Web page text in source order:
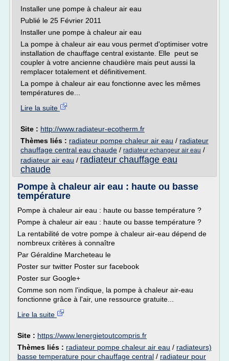
Installer une pompe à chaleur air eau
Publié le 25 Février 2011
Installer une pompe à chaleur air eau
La pompe à chaleur air eau vous permet d'optimiser votre
installation de chauffage central existante. Elle peut se
coupler à votre ancienne chaudière mais peut aussi la
remplacer totalement et définitivement.
La pompe à chaleur air eau fonctionne avec les mêmes
températures de...
Lire la suite
Site : http://www.radiateur-ecotherm.fr
Thèmes liés : radiateur pompe chaleur air eau / radiateur
chauffage central eau chaude / radiateur echangeur air eau /
radiateur air eau / radiateur chauffage eau
chaude
Pompe à chaleur air eau : haute ou basse
température
Pompe à chaleur air eau : haute ou basse température ?
Pompe à chaleur air eau : haute ou basse température ?
La rentabilité de votre pompe à chaleur air-eau dépend de
nombreux critères à connaître
Par Géraldine Marcheteau le
Poster sur twitter Poster sur facebook
Poster sur Google+
Comme son nom l'indique, la pompe à chaleur air-eau
fonctionne grâce à l'air, une ressource gratuite...
Lire la suite
Site : https://www.lenergietoutcompris.fr
Thèmes liés : radiateur pompe chaleur air eau / radiateurs)
basse temperature pour chauffage central / radiateur pour